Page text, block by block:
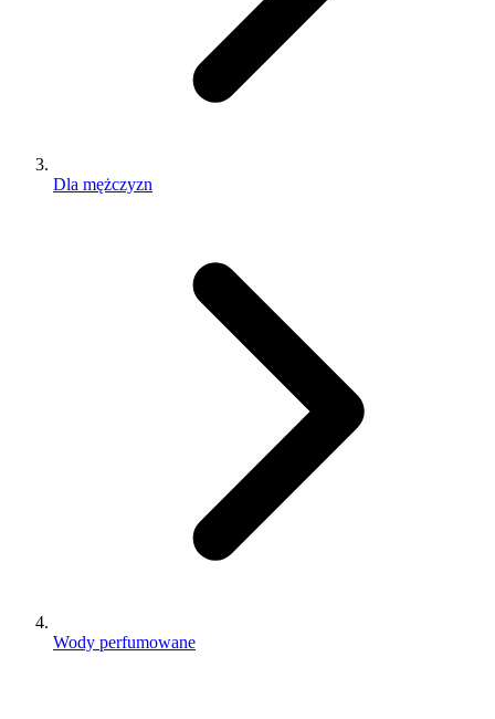
Dla mężczyzn
Wody perfumowane